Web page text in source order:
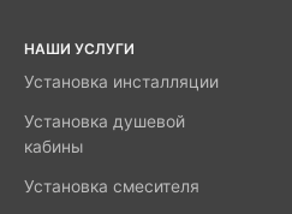
НАШИ УСЛУГИ
Установка инсталляции
Установка душевой
кабины
Установка смесителя